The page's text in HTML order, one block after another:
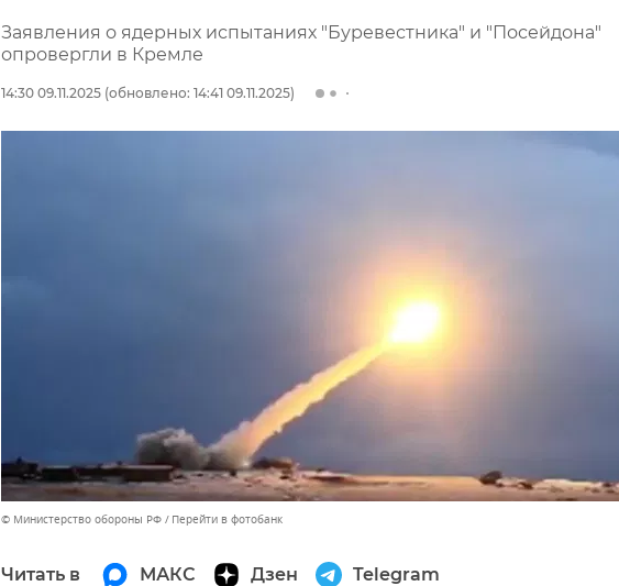
Заявления о ядерных испытаниях "Буревестника" и "Посейдона"
опровергли в Кремле
14:30 09.11.2025 (обновлено: 14:41 09.11.2025)
© Министерство обороны РФ Перейти в фотобанк
Читать в МАКС Дзен Telegram